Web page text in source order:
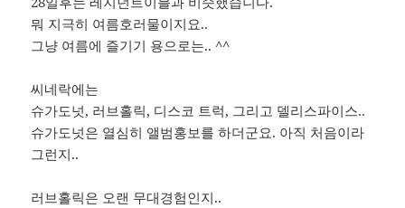
뭐 지극히 여름호러물이지요..
그냥 여름에 즐기기 용으로는.. ^^
씨네락에는
슈가도넛, 러브홀릭, 디스코 트럭, 그리고 델리스파이스..
슈가도넛은 열심히 앨범홍보를 하더군요. 아직 처음이라
그런지..
러브홀릭은 오랜 무대경험인지..